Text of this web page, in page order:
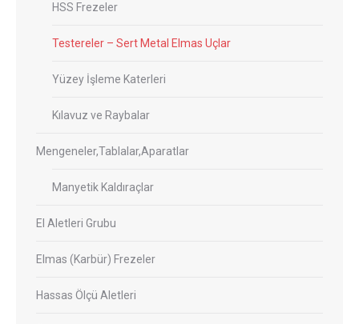
HSS Frezeler
Testereler – Sert Metal Elmas Uçlar
Yüzey İşleme Katerleri
Kılavuz ve Raybalar
Mengeneler,Tablalar,Aparatlar
Manyetik Kaldıraçlar
El Aletleri Grubu
Elmas (Karbür) Frezeler
Hassas Ölçü Aletleri